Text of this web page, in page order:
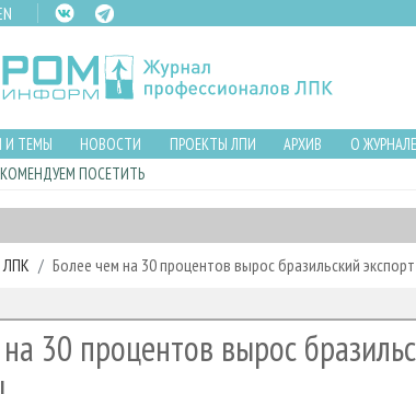
И ТЕМЫ НОВОСТИ ПРОЕКТЫ ЛПИ АРХИВ О ЖУРНАЛЕ
ПОСЕТИТЬ
ЛПК Более чем на 30 процентов вырос бразильский
30 процентов вырос